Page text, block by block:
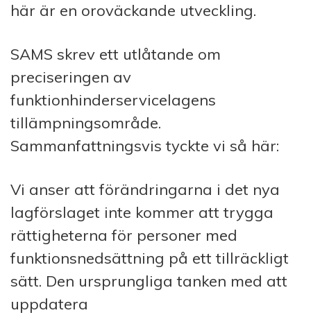
här är en oroväckande utveckling.
SAMS skrev ett utlåtande om
preciseringen av
funktionhinderservicelagens
tillämpningsområde.
Sammanfattningsvis tyckte vi så här:
Vi anser att förändringarna i det nya
lagförslaget inte kommer att trygga
rättigheterna för personer med
funktionsnedsättning på ett tillräckligt
sätt. Den ursprungliga tanken med att
uppdatera